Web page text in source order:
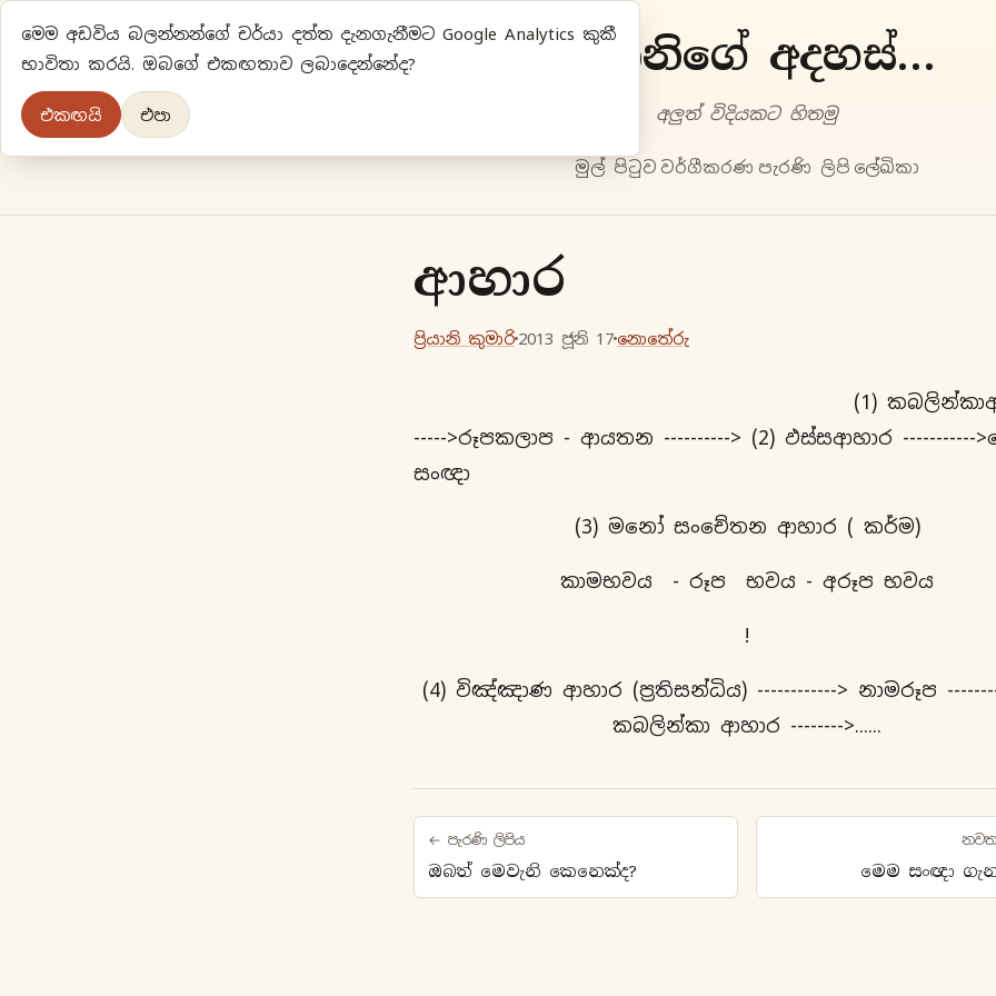
ප්‍රියානිගේ අදහස්‍...
අලුත්‍ විදියකට හිතමු
මුල් පිටුව වර්ගීකරණ පැරණි ලිපි ලේඛිකා
ආහාර
ප්‍රියානි කුමාරි 2013 ජූනි 17 නොතේරු
(1) කබලින්කාආහාර
----->රූපකලාප - ආයතන ----------> (2) ඵස්සආහාර -----------
සංඥා
(3) මනෝ සංචේතන ආහාර ( කර්ම)
කාමභවය - රූප භවය - අරූප භවය
!
(4) විඤ්ඤාණ ආහාර (ප්‍රතිසන්ධිය) ------------> නාමරූප
කබලින්කා ආහාර -------->......
← පැරණි ලිපිය
ඔබත් මෙවැනි කෙනෙක්ද? මෙම සංඥා
මෙම අඩවිය බලන්නන්ගේ චර්යා දත්ත දැනගැනීමට Google Analytics කුකී
භාවිතා කරයි. ඔබගේ එකඟතාව ලබාදෙන්නේද?
එකඟයි එපා